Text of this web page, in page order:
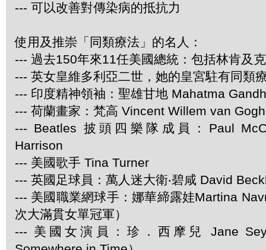
--- 可以改善對傳染病的抵抗力
使用及推崇「同類療法」的名人：
--- 過去150年來11任美國總統：包括林肯及
--- 英女皇維多利亞二世，她的皇宮駐有同類
--- 印度精神領袖：聖雄甘地 Mahatma
--- 荷蘭畫家：梵高 Vincent Willem van Gogh
--- Beatles 披頭四樂隊成員：Paul
Harrison
--- 美國歌手 Tina Turner
--- 英國足球員：萬人迷大衛‧碧咸 David
--- 美國職業網球手：娜華締露娃Martina
次大滿貫女單冠軍）
--- 美國女演員：珍．西摩兒 Jane